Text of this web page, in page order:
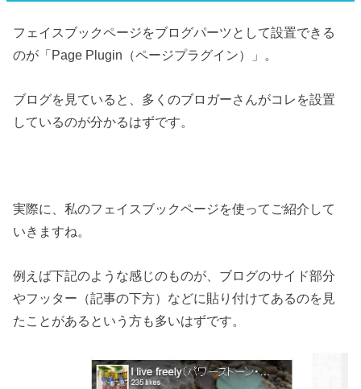
フェイスブックページをブログパーツとして設置できる
のが「Page Plugin（ページプラグイン）」。
ブログを見ていると、多くのブロガーさんがコレを設置
しているのが分かるはずです。
実際に、私のフェイスブックページを使ってご紹介して
いきますね。
例えば下記のような感じのものが、ブログのサイド部分
やフッター（記事の下方）などに貼り付けてあるのを見
たことがあるという方も多いはずです。